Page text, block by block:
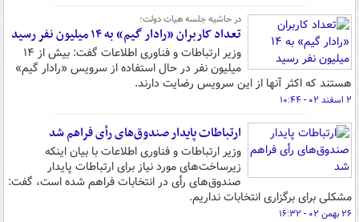
در حاشیه جلسه هیات دولت؛
تعداد کاربران «رادار گیم» به ۱۴ میلیون نفر رسید
وزیر ارتباطات و فناوری اطلاعات گفت: بیش از ۱۴
میلیون نفر در حال استفاده از سرویس «رادار گیم»
هستند که اکثر آنها از این سرویس رضایت دارند.
۲ اسفند ۰۲ - ۱۰:۴۴
ارتباطات پایدار صندوق‌های رأی فراهم شد
وزیر ارتباطات و فناوری اطلاعات با بیان اینکه
زیرساخت‌های مورد نیاز برای ارتباطات پایدار
صندوق‌های رأی در انتخابات فراهم شده است، گفت:
مشکلی برای برگزاری انتخابات نداریم.
۲۶ بهمن ۰۲ - ۱۶:۳۲